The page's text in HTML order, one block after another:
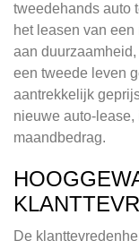
tweedehands auto
het leasen van
aan
een tweede leven
aantrekkelijk
nieuwe auto-
maandbedrag.
De